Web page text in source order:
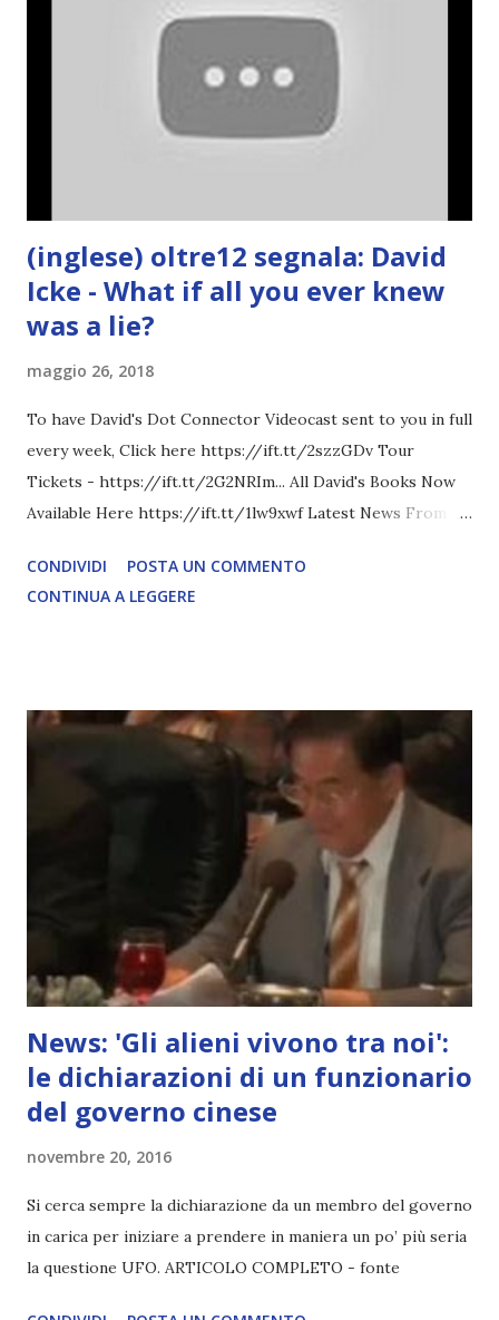
(inglese) oltre12 segnala: David
Icke - What if all you ever knew
was a lie?
maggio 26, 2018
To have David's Dot Connector Videocast sent to you in full
every week, Click here https://ift.tt/2szzGDv Tour
Tickets - https://ift.tt/2G2NRIm... All David's Books Now
Available Here https://ift.tt/1lw9xwf Latest News From
COMPLETO - fonte
CONDIVIDI
POSTA UN COMMENTO
CONTINUA A LEGGERE
News: 'Gli alieni vivono tra noi':
le dichiarazioni di un funzionario
del governo cinese
novembre 20, 2016
Si cerca sempre la dichiarazione da un membro del governo
in carica per iniziare a prendere in maniera un po’ più seria
la questione UFO. ARTICOLO COMPLETO - fonte